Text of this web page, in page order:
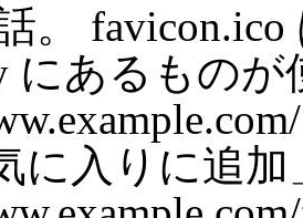
。
にあるもの
に入りに追